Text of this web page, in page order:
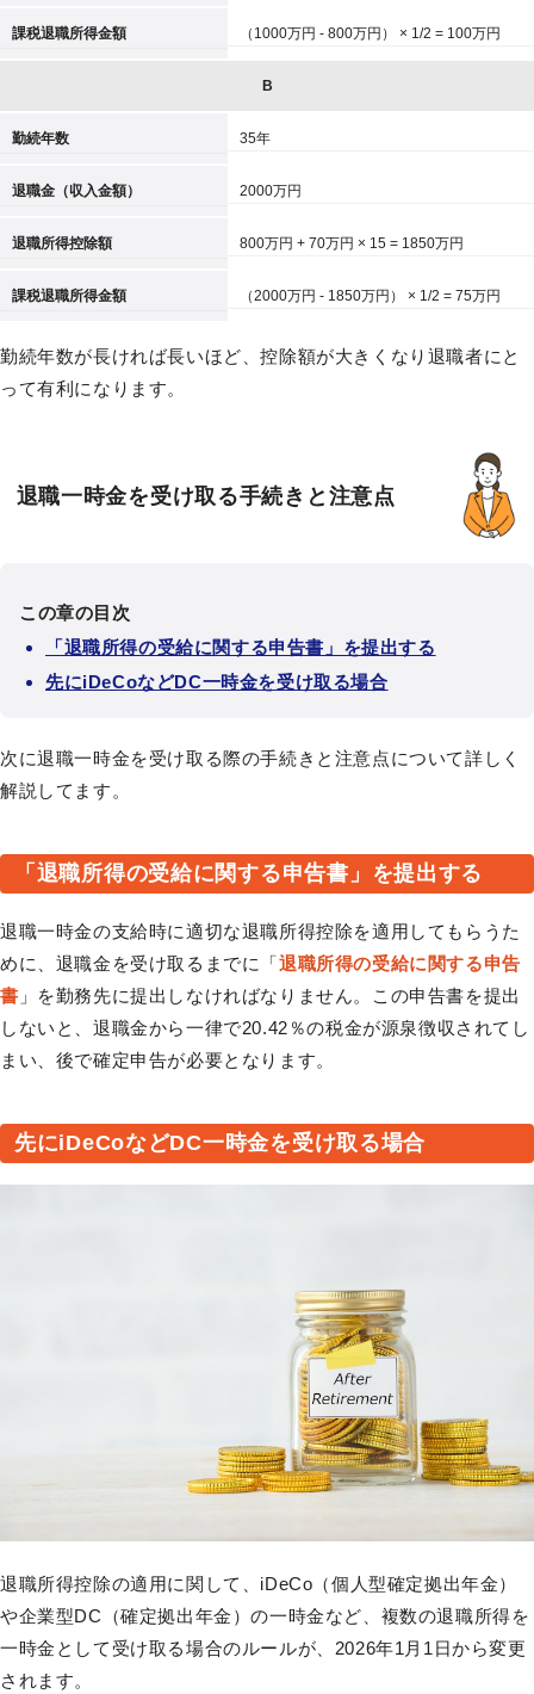
課税退職所得金額 （1000万円 - 800万円） × 1/2 = 100万円
B
勤続年数 35年
退職金（収入金額） 2000万円
退職所得控除額 800万円 + 70万円 × 15 = 1850万円
課税退職所得金額 （2000万円 - 1850万円） × 1/2 = 75万円
勤続年数が長ければ長いほど、控除額が大きくなり退職者にと
って有利になります。
退職一時金を受け取る手続きと注意点
この章の目次
「退職所得の受給に関する申告書」を提出する
先にiDeCoなどDC一時金を受け取る場合
次に退職一時金を受け取る際の手続きと注意点について詳しく
解説してます。
「退職所得の受給に関する申告書」を提出する
退職一時金の支給時に適切な退職所得控除を適用してもらうた
めに、退職金を受け取るまでに「退職所得の受給に関する申告
書 」を勤務先に提出しなければなりません。この申告書を提出
しないと、退職金から一律で20.42％の税金が源泉徴収されてし
まい、後で確定申告が必要となります。
先にiDeCoなどDC一時金を受け取る場合
退職所得控除の適用に関して、iDeCo（個人型確定拠出年金）
や企業型DC（確定拠出年金）の一時金など、複数の退職所得を
一時金として受け取る場合のルールが、2026年1月1日から変更
されます。